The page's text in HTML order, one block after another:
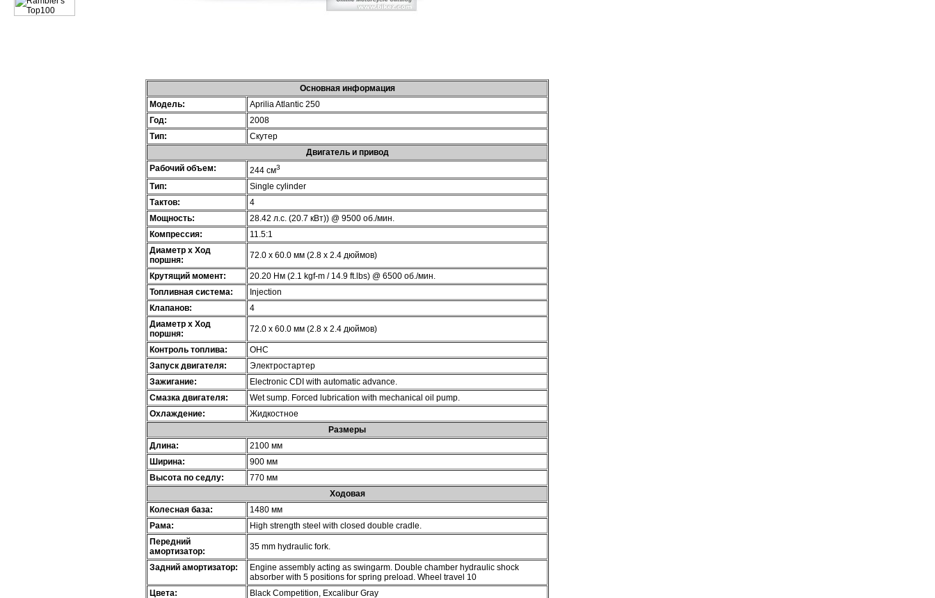
Основная информация
Модель:
Aprilia Atlantic 250
Год:
2008
Тип:
Скутер
Двигатель и привод
Рабочий объем:
244 см3
Тип:
Single cylinder
Тактов:
4
Мощность:
28.42 л.с. (20.7 кВт)) @ 9500 об./мин.
Компрессия:
11.5:1
Диаметр х Ход
поршня:
72.0 x 60.0 мм (2.8 x 2.4 дюймов)
Крутящий момент:
20.20 Нм (2.1 kgf-m / 14.9 ft.lbs) @ 6500 об./мин.
Топливная система:
Injection
Клапанов:
4
Диаметр х Ход
поршня:
72.0 x 60.0 мм (2.8 x 2.4 дюймов)
Контроль топлива:
OHC
Запуск двигателя:
Электростартер
Зажигание:
Electronic CDI with automatic advance.
Смазка двигателя:
Wet sump. Forced lubrication with mechanical oil pump.
Охлаждение:
Жидкостное
Размеры
Длина:
2100 мм
Ширина:
900 мм
Высота по седлу:
770 мм
Ходовая
Колесная база:
1480 мм
Рама:
High strength steel with closed double cradle.
Передний
амортизатор:
35 mm hydraulic fork.
Задний амортизатор:
Engine assembly acting as swingarm. Double chamber hydraulic shock
absorber with 5 positions for spring preload. Wheel travel 10
Цвета:
Black Competition, Excalibur Gray